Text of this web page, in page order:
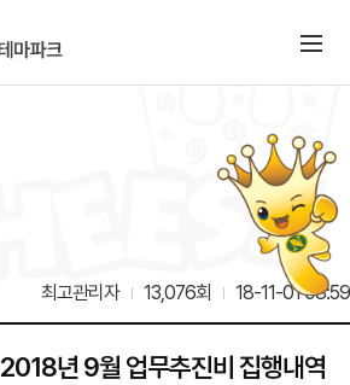
최고관리자 13,076회 18-11-01 08:59
2018년 9월 업무추진비 집행내역